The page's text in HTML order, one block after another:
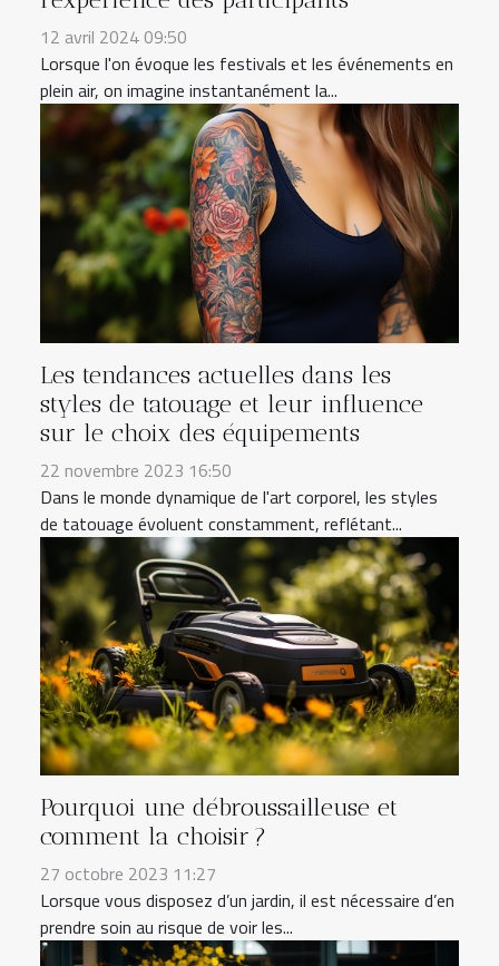
12 avril 2024 09:50
Lorsque l'on évoque les festivals et les événements en
plein air, on imagine instantanément la...
Les tendances actuelles dans les
styles de tatouage et leur influence
sur le choix des équipements
22 novembre 2023 16:50
Dans le monde dynamique de l'art corporel, les styles
de tatouage évoluent constamment, reflétant...
Pourquoi une débroussailleuse et
comment la choisir ?
27 octobre 2023 11:27
Lorsque vous disposez d’un jardin, il est nécessaire d’en
prendre soin au risque de voir les...